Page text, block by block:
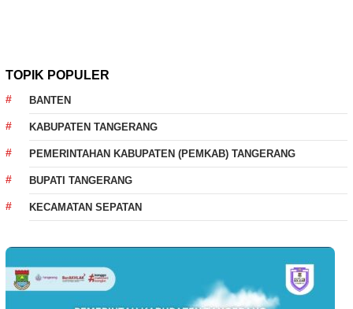
TOPIK POPULER
BANTEN
KABUPATEN TANGERANG
PEMERINTAHAN KABUPATEN (PEMKAB) TANGERANG
BUPATI TANGERANG
KECAMATAN SEPATAN